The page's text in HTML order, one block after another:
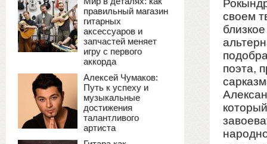
правильный магазин
гитарных
аксессуаров и
запчастей меняет
игру с первого
аккорда
Алексей Чумаков:
Путь к успеху и
музыкальные
достижения
талантливого
артиста
своем
поэта,